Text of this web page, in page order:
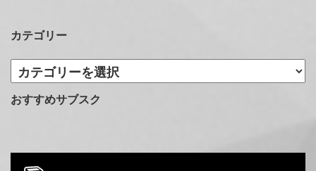
カテゴリー
カ
テ
ゴ
おすすめサブスク